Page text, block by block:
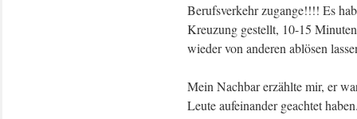
Berufsverkehr zugange!!!! Es
Kreuzung gestellt, 10-15
wieder von anderen ablösen
Mein Nachbar erzählte mir, er
Leute aufeinander geachtet